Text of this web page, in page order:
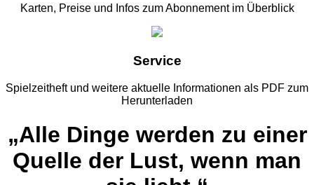
Karten, Preise und Infos zum Abonnement im Überblick
Service
Spielzeitheft und weitere aktuelle Informationen als PDF zum
Herunterladen
„Alle Dinge werden zu einer
Quelle der Lust, wenn man